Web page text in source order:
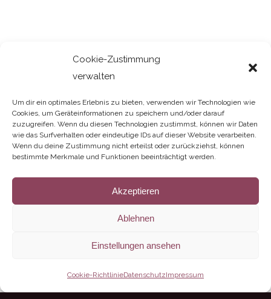
Cookie-Zustimmung
verwalten
Um dir ein optimales Erlebnis zu bieten, verwenden wir Technologien wie
Cookies, um Geräteinformationen zu speichern und/oder darauf
zuzugreifen. Wenn du diesen Technologien zustimmst, können wir Daten
wie das Surfverhalten oder eindeutige IDs auf dieser Website verarbeiten.
Wenn du deine Zustimmung nicht erteilst oder zurückziehst, können
bestimmte Merkmale und Funktionen beeinträchtigt werden.
Akzeptieren
Ablehnen
Einstellungen ansehen
Cookie-RichtlinieDatenschutzImpressum